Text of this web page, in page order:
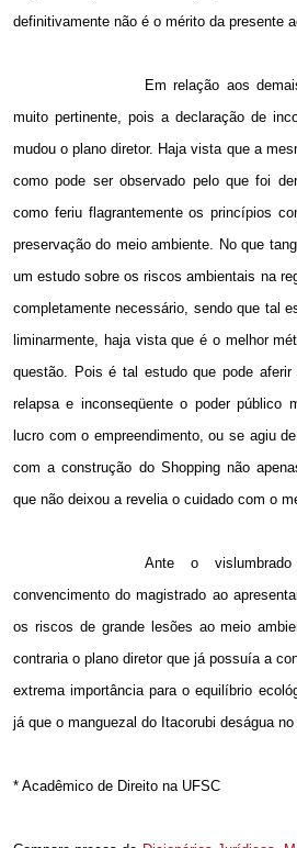
definitivamente não é o mérito da presente
Em relação aos
muito pertinente, pois a declaração de
mudou o plano diretor. Haja vista que a
como pode ser observado pelo que foi
como feriu flagrantemente os princípios
preservação do meio ambiente. No que
um estudo sobre os riscos ambientais na
completamente necessário, sendo que tal
liminarmente, haja vista que é o melhor
questão. Pois é tal estudo que pode
relapsa e inconseqüente o poder público
lucro com o empreendimento, ou se agiu
com a construção do Shopping não
que não deixou a revelia o cuidado com o
Ante o
convencimento do magistrado ao
os riscos de grande lesões ao meio
contraria o plano diretor que já possuía a
extrema importância para o equilíbrio
já que o manguezal do Itacorubi deságua
* Acadêmico de Direito na UFSC